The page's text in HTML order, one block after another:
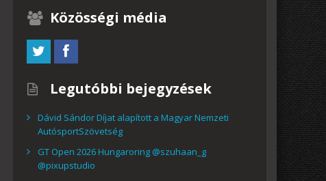
Közösségi média
Legutóbbi bejegyzések
Dávid Sándor Díjat alapított a Magyar Nemzeti
AutósportSzövetség
GT Open 2026 Hungaroring @szuhaan_g
@pixupstudio